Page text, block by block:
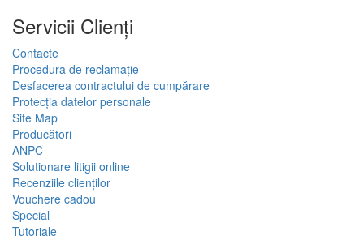
Servicii Clienţi
Contacte
Procedura de reclamație
Desfacerea contractului de cumpărare
Protecția datelor personale
Site Map
Producători
ANPC
Solutionare litigii online
Recenziile clienților
Vouchere cadou
Special
Tutoriale